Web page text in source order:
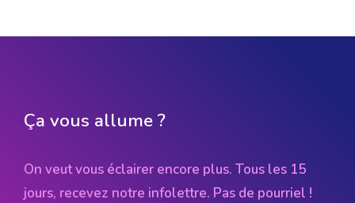
Ça vous allume ?
On veut vous éclairer encore plus. Tous les 15
jours, recevez notre infolettre. Pas de pourriel !